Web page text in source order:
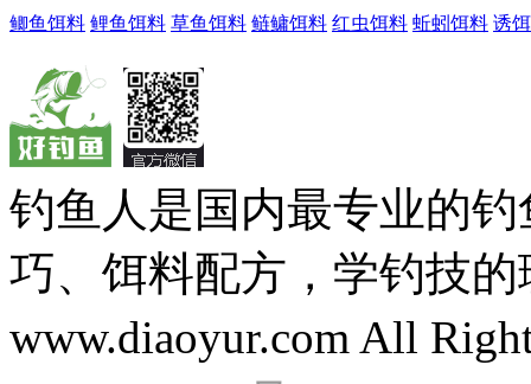
鲫鱼饵料 鲤鱼饵料 草鱼饵料 鲢鳙饵料 红虫饵料 蚯蚓饵料 诱
钓鱼人是国内最专业的
巧、饵料配方，学钓技
www.diaoyur.com All